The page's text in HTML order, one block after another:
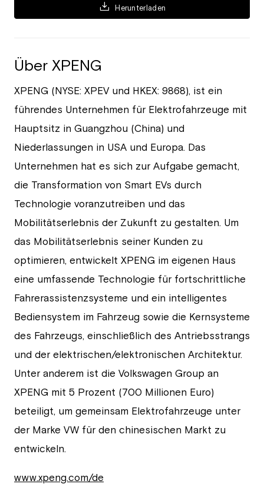
Herunterladen
Über XPENG
XPENG (NYSE: XPEV und HKEX: 9868), ist ein
führendes Unternehmen für Elektrofahrzeuge mit
Hauptsitz in Guangzhou (China) und
Niederlassungen in USA und Europa. Das
Unternehmen hat es sich zur Aufgabe gemacht,
die Transformation von Smart EVs durch
Technologie voranzutreiben und das
Mobilitätserlebnis der Zukunft zu gestalten. Um
das Mobilitätserlebnis seiner Kunden zu
optimieren, entwickelt XPENG im eigenen Haus
eine umfassende Technologie für fortschrittliche
Fahrerassistenzsysteme und ein intelligentes
Bediensystem im Fahrzeug sowie die Kernsysteme
des Fahrzeugs, einschließlich des Antriebsstrangs
und der elektrischen/elektronischen Architektur.
Unter anderem ist die Volkswagen Group an
XPENG mit 5 Prozent (700 Millionen Euro)
beteiligt, um gemeinsam Elektrofahrzeuge unter
der Marke VW für den chinesischen Markt zu
entwickeln.
www.xpeng.com/de